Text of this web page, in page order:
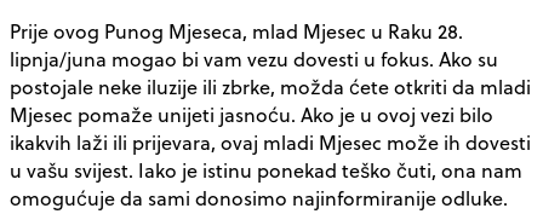
Prije ovog Punog Mjeseca, mlad Mjesec u Raku 28.
lipnja/juna mogao bi vam vezu dovesti u fokus. Ako su
postojale neke iluzije ili zbrke, možda ćete otkriti da mladi
Mjesec pomaže unijeti jasnoću. Ako je u ovoj vezi bilo
ikakvih laži ili prijevara, ovaj mladi Mjesec može ih dovesti
u vašu svijest. Iako je istinu ponekad teško čuti, ona nam
omogućuje da sami donosimo najinformiranije odluke.